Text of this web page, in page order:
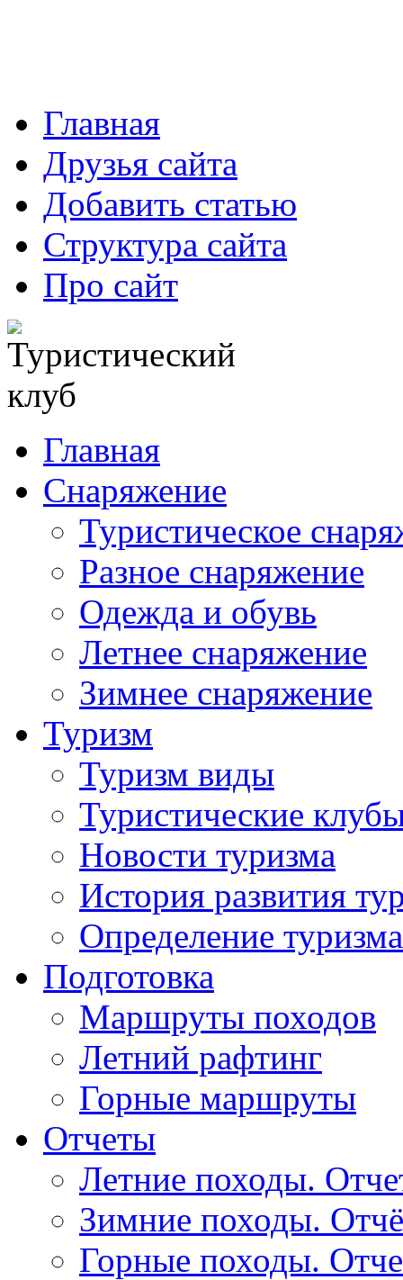
Главная
Друзья сайта
Добавить статью
Структура сайта
Про сайт
Главная
Снаряжение
Туристическое
Разное снаряжение
Одежда и обувь
Летнее снаряжение
Зимнее снаряжение
Туризм
Туризм виды
Туристические
Новости туризма
История развития
Определение туризма
Подготовка
Маршруты походов
Летний рафтинг
Горные маршруты
Отчеты
Летние походы.
Зимние походы.
Горные походы.